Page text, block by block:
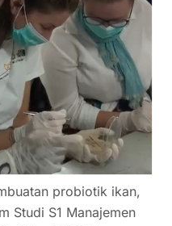
probiotik ikan,
Studi S1 Manajemen